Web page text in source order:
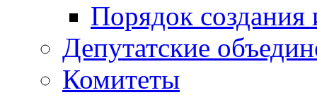
Порядок создания
Депутатские
Комитеты